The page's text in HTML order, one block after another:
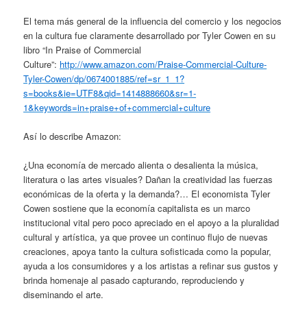
El tema más general de la influencia del comercio y los negocios
en la cultura fue claramente desarrollado por Tyler Cowen en su
libro “In Praise of Commercial
Culture”: http://www.amazon.com/Praise-Commercial-Culture-
Tyler-Cowen/dp/0674001885/ref=sr_1_1?
s=books&ie=UTF8&qid=1414888660&sr=1-
1&keywords=in+praise+of+commercial+culture
Así lo describe Amazon:
¿Una economía de mercado alienta o desalienta la música,
literatura o las artes visuales? Dañan la creatividad las fuerzas
económicas de la oferta y la demanda?… El economista Tyler
Cowen sostiene que la economía capitalista es un marco
institucional vital pero poco apreciado en el apoyo a la pluralidad
cultural y artística, ya que provee un continuo flujo de nuevas
creaciones, apoya tanto la cultura sofisticada como la popular,
ayuda a los consumidores y a los artistas a refinar sus gustos y
brinda homenaje al pasado capturando, reproduciendo y
diseminando el arte.